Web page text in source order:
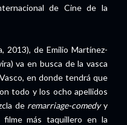
de Cine de la
2013), de Emilio Martínez-
va en busca de la vasca
en donde tendrá que
todo y los ocho apellidos
de remarriage-comedyy
filme más taquillero en la